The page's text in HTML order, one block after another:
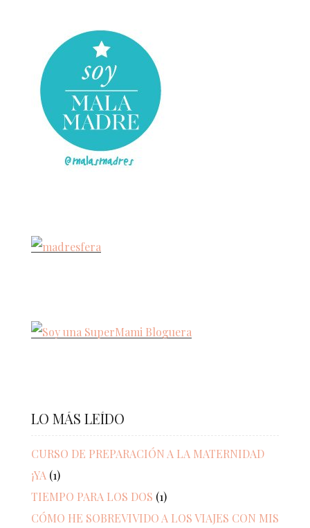
LO MÁS LEÍDO
CURSO DE PREPARACIÓN A LA MATERNIDAD
¡YA (1)
TIEMPO PARA LOS DOS (1)
CÓMO HE SOBREVIVIDO A LOS VIAJES CON MIS